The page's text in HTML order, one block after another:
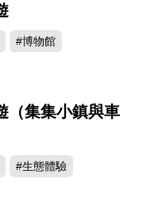
#博物館
（集集小鎮與車
#生態體驗